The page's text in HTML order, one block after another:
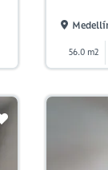
56.0 m2